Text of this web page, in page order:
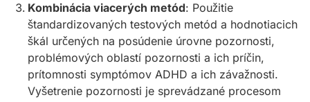
Kombinácia viacerých metód: Použitie
štandardizovaných testových metód a hodnotiacich
škál určených na posúdenie úrovne pozornosti,
problémových oblastí pozornosti a ich príčin,
prítomnosti symptómov ADHD a ich závažnosti.
Vyšetrenie pozornosti je sprevádzané procesom